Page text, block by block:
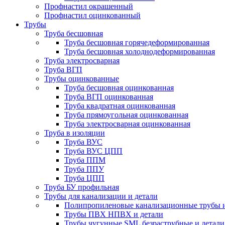
Профнастил окрашенный
Профнастил оцинкованный
Трубы
Труба бесшовная
Труба бесшовная горячедеформированная
Труба бесшовная холоднодеформированная
Труба электросварная
Труба ВГП
Трубы оцинкованные
Труба бесшовная оцинкованная
Труба ВГП оцинкованная
Труба квадратная оцинкованная
Труба прямоугольная оцинкованная
Труба электросварная оцинкованная
Труба в изоляции
Труба ВУС
Труба ВУС ЦПП
Труба ППМ
Труба ППУ
Труба ЦПП
Труба БУ профильная
Трубы для канализации и детали
Полипропиленовые канализационные трубы
Трубы ПВХ НПВХ и детали
Трубы чугунные SML безраструбные и детали